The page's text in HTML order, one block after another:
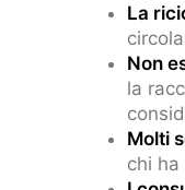
La
Non
la
Molti
chi